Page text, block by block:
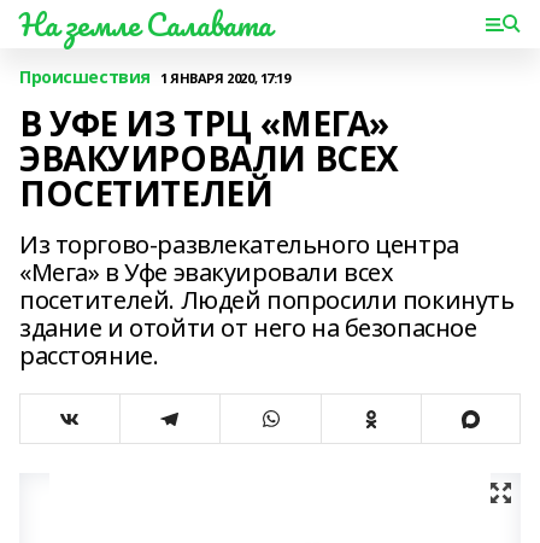
На земле Салавата
Происшествия 1 ЯНВАРЯ 2020, 17:19
В УФЕ ИЗ ТРЦ «МЕГА»
ЭВАКУИРОВАЛИ ВСЕХ
ПОСЕТИТЕЛЕЙ
Из торгово-развлекательного центра
«Мега» в Уфе эвакуировали всех
посетителей. Людей попросили покинуть
здание и отойти от него на безопасное
расстояние.